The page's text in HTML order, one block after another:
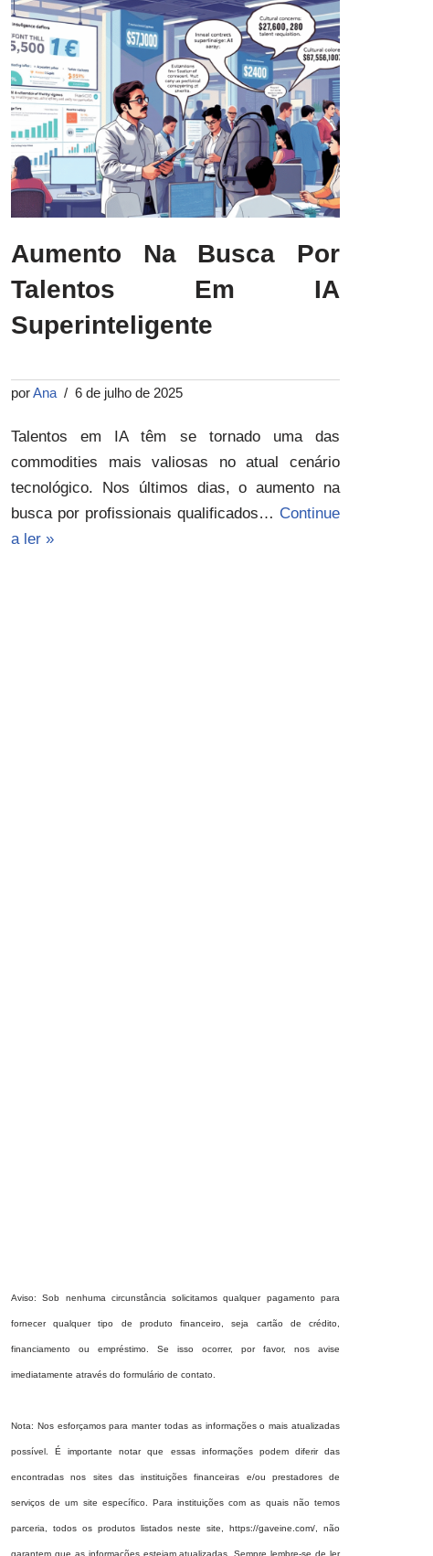
Aumento Na Busca Por
Talentos Em IA
Superinteligente
porAna 6 de julho de 2025
Talentos em IA têm se tornado uma das
commodities mais valiosas no atual cenário
tecnológico. Nos últimos dias, o aumento na
busca por profissionais qualificados… Continue
a ler »
Aviso: Sob nenhuma circunstância solicitamos qualquer pagamento para
fornecer qualquer tipo de produto financeiro, seja cartão de crédito,
financiamento ou empréstimo. Se isso ocorrer, por favor, nos avise
imediatamente através do formulário de contato.
Nota: Nos esforçamos para manter todas as informações o mais atualizadas
possível. É importante notar que essas informações podem diferir das
encontradas nos sites das instituições financeiras e/ou prestadores de
serviços de um site específico. Para instituições com as quais não temos
parceria, todos os produtos listados neste site,https://gaveine.com/ , não
garantem que as informações estejam atualizadas. Sempre lembre-se de ler